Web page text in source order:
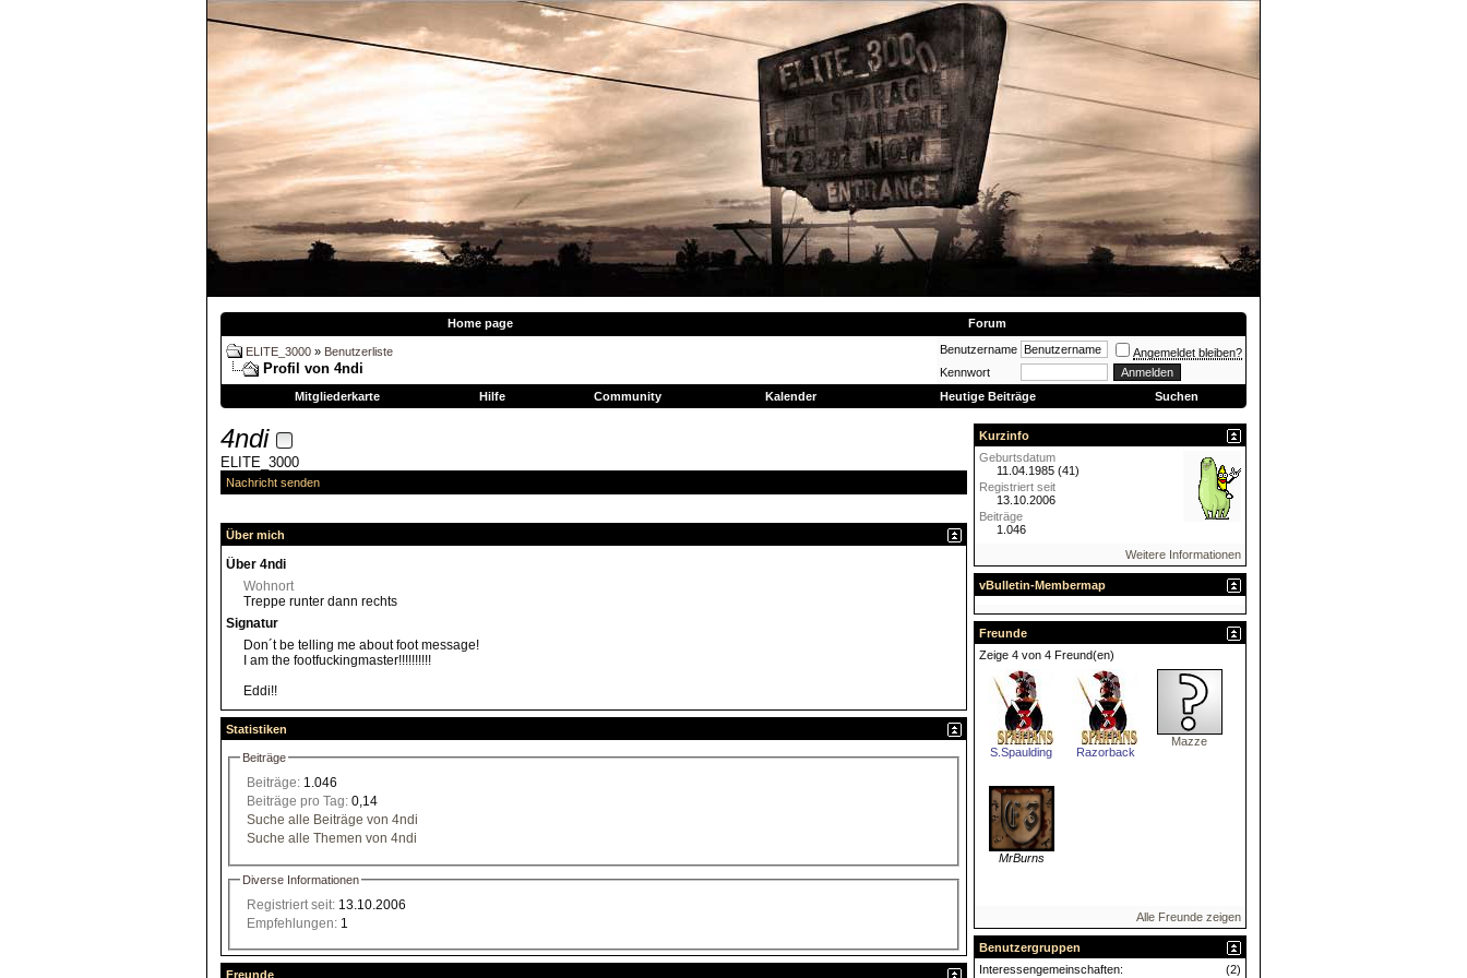
Home page Forum
ELITE_3000 » Benutzerliste
Profil von 4ndi
Benutzername
Angemeldet bleiben?
Kennwort
Mitgliederkarte
Hilfe Community Kalender Heutige Beiträge Suchen
4ndi
ELITE_3000
Nachricht senden
Über mich
Über 4ndi
Wohnort
Treppe runter dann rechts
Signatur
Don´t be telling me about foot message!
I am the footfuckingmaster!!!!!!!!!!
Eddi!!
Statistiken
Beiträge
Beiträge: 1.046
Beiträge pro Tag: 0,14
Suche alle Beiträge von 4ndi
Suche alle Themen von 4ndi
Diverse Informationen
Registriert seit: 13.10.2006
Empfehlungen: 1
Freunde
Kurzinfo
Geburtsdatum
11.04.1985 (41)
Registriert seit
13.10.2006
Beiträge
1.046
Weitere Informationen
vBulletin-Membermap
Freunde
Zeige 4 von 4 Freund(en)
S.Spaulding Razorback
Mazze
MrBurns
Alle Freunde zeigen
Benutzergruppen
(2)
Interessengemeinschaften: